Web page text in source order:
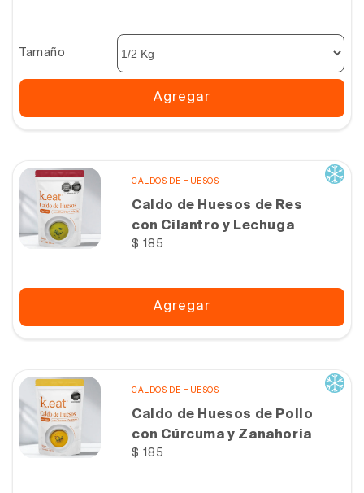
Tamaño
Agregar
CALDOS DE HUESOS
Caldo de Huesos de Res
con Cilantro y Lechuga
Precio
$ 185
Agregar
CALDOS DE HUESOS
Caldo de Huesos de Pollo
con Cúrcuma y Zanahoria
Precio
$ 185